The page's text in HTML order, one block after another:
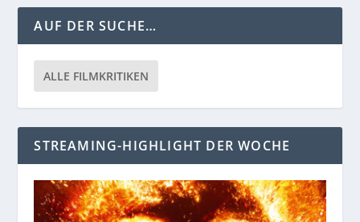
AUF DER SUCHE…
ALLE FILMKRITIKEN
STREAMING-HIGHLIGHT DER WOCHE